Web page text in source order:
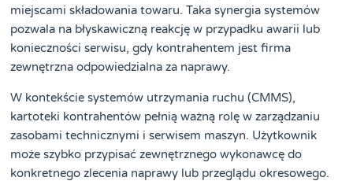
miejscami składowania towaru. Taka synergia systemów
pozwala na błyskawiczną reakcję w przypadku awarii lub
konieczności serwisu, gdy kontrahentem jest firma
zewnętrzna odpowiedzialna za naprawy.
W kontekście systemów utrzymania ruchu (CMMS),
kartoteki kontrahentów pełnią ważną rolę w zarządzaniu
zasobami technicznymi i serwisem maszyn. Użytkownik
może szybko przypisać zewnętrznego wykonawcę do
konkretnego zlecenia naprawy lub przeglądu okresowego.